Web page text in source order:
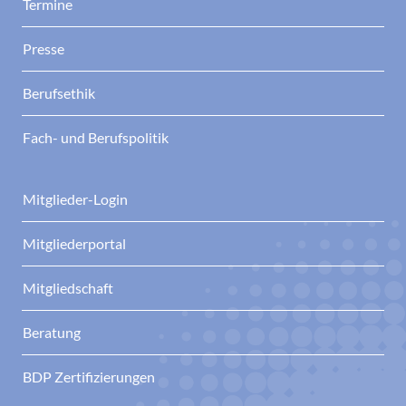
Termine
Presse
Berufsethik
Fach- und Berufspolitik
Mitglieder-Login
Mitgliederportal
Mitgliedschaft
Beratung
BDP Zertifizierungen